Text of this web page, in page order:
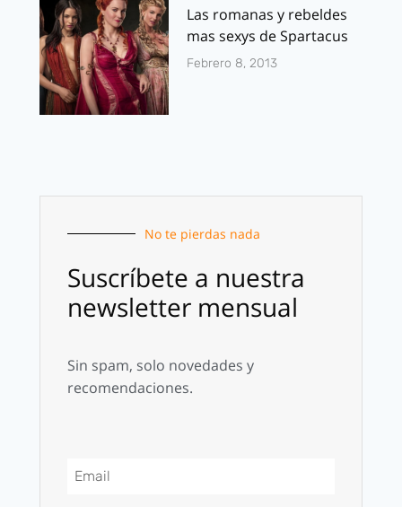
Las romanas y rebeldes
mas sexys de Spartacus
Febrero 8, 2013
No te pierdas nada
Suscríbete a nuestra
newsletter mensual
Sin spam, solo novedades y
recomendaciones.